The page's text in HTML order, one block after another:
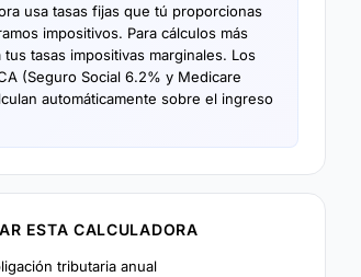
usa tasas fijas que tú proporcionas
impositivos. Para cálculos más
tasas impositivas marginales. Los
(Seguro Social 6.2% y Medicare
automáticamente sobre el ingreso
ESTA CALCULADORA
tributaria anual